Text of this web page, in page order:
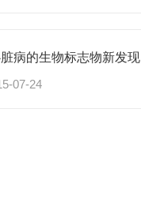
病的生物标志物新发现
07-24